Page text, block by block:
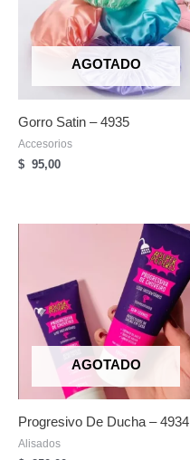
AGOTADO
Gorro Satin – 4935
Accesorios
$ 95,00
AGOTADO
Progresivo De Ducha – 4934
Alisados